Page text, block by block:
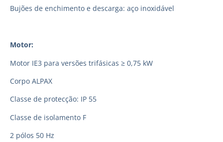
Bujões de enchimento e descarga: aço inoxidável
Motor:
Motor IE3 para versões trifásicas ≥ 0,75 kW
Corpo ALPAX
Classe de protecção: IP 55
Classe de isolamento F
2 pólos 50 Hz